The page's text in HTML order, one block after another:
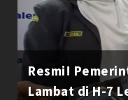
Resmi!
Lambat di H-7